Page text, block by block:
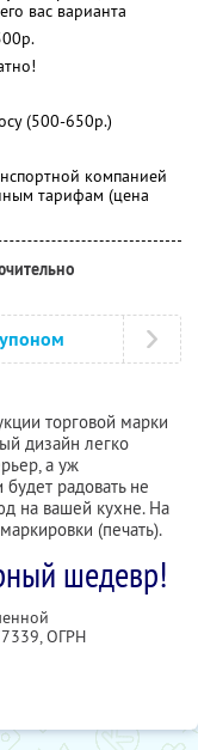
вас варианта
(500-650р.)
компанией
тарифам (цена
торговой марки
дизайн легко
а уж
будет радовать не
на вашей кухне. На
(печать).
шедевр!
, ОГРН